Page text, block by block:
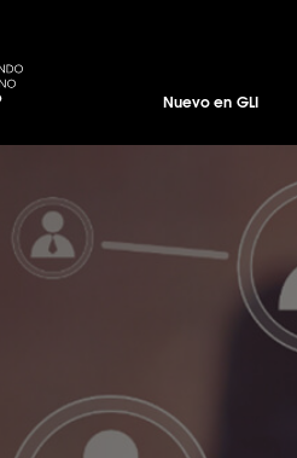
Nuevo en GLI